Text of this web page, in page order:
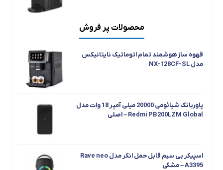
جارو رباتیک هوشمند شیائومی مدل S40C
محصولات پر فروش
قهوه ساز هوشمند تمام اتوماتیک نایتانیکس
مدل NX-128CF-SL
پاوربانک شیائومی 20000 میلی آمپر 18 وات مدل
Redmi PB200LZM Global – اصلی
اسپیکر بی سیم قابل حمل انکر مدل Rave neo
A3395 – مشکی